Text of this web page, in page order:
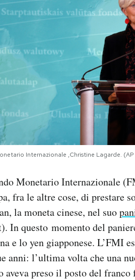
Internazionale ,Christine Lagarde.
Monetario Internazionale
fra le altre cose, di prestare
la moneta cinese, nel suo
In questo momento del
e lo yen giapponese. L’FMI
anni: l’ultima volta che una
aveva preso il posto del